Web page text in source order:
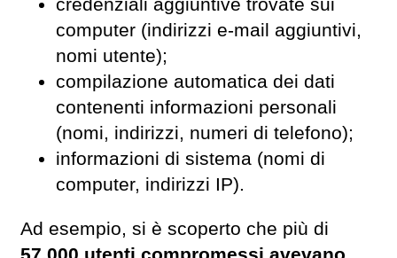
credenziali aggiuntive trovate sui
computer (indirizzi e-mail aggiuntivi,
nomi utente);
compilazione automatica dei dati
contenenti informazioni personali
(nomi, indirizzi, numeri di telefono);
informazioni di sistema (nomi di
computer, indirizzi IP).
Ad esempio, si è scoperto che più di